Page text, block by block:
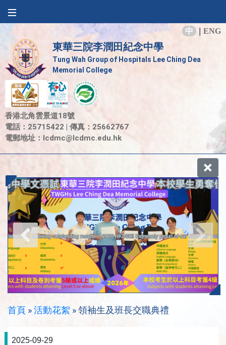
中 ENG
東華三院李潤田紀念中學
Tung Wah Group of Hospitals Lee Ching Dea
Memorial College
香港北角雲景道18號
電話：25715422 | 傳真：25662767
電郵地址： lcdmc@lcdmc.edu.hk
首頁 »活動花絮 »領袖生及班長交職典禮
2025-09-29